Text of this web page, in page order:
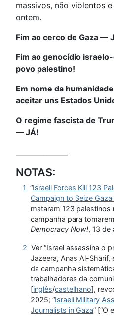
massivos, não violentos
ontem.
Fim ao cerco de Gaza —
Fim ao genocídio
povo palestino!
Em nome da
aceitar uns Estados
O regime fascista de
— JÁ!
NOTAS:
1 “Israeli Forces Kill 123
Campaign to Seize
mataram 123 palestinos
campanha para
Democracy Now!, 13 de
2 Ver “Israel assassina o
Jazeera, Anas Al-
da campanha
trabalhadores da
[inglês/castelhano],
2025; “Israeli Military
Journalists in Gaza” [“O